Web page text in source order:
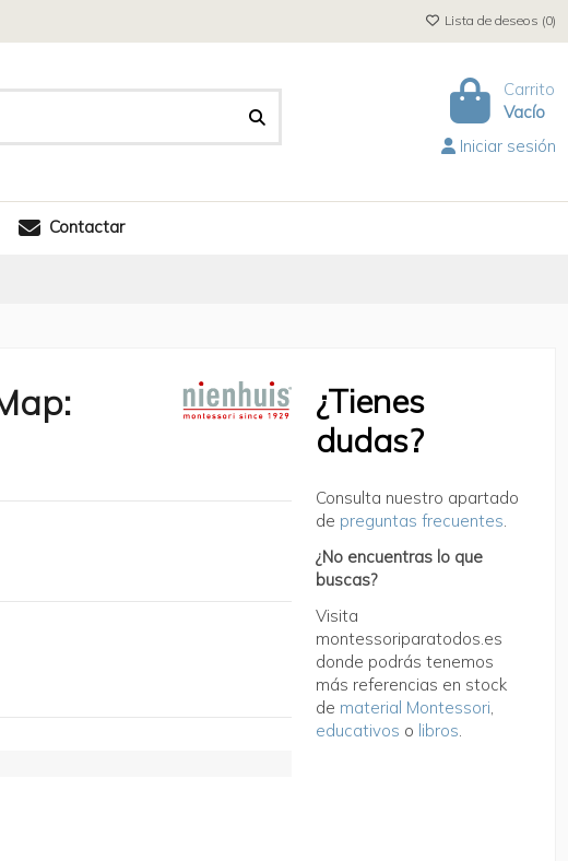
Lista de deseos (0)
Carrito
Vacío
Iniciar sesión
Contactar
¿Tienes
dudas?
Consulta nuestro apartado
de preguntas frecuentes.
¿No encuentras lo que
buscas?
Visita
montessoriparatodos.es
donde podrás tenemos
más referencias en stock
de material Montessori,
educativos o libros.